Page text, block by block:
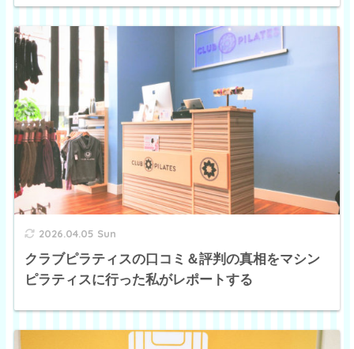
2026.04.05 Sun
クラブピラティスの口コミ＆評判の真相をマシン
ピラティスに行った私がレポートする